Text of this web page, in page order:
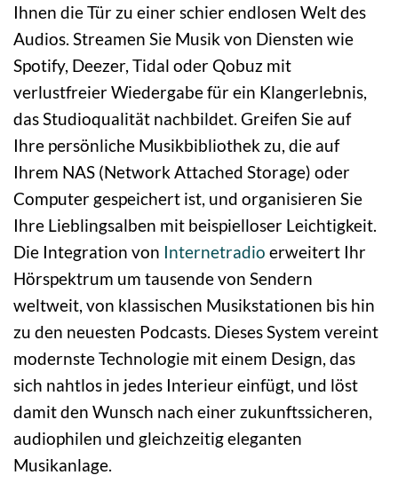
Ihnen die Tür zu einer schier endlosen Welt des
Audios. Streamen Sie Musik von Diensten wie
Spotify, Deezer, Tidal oder Qobuz mit
verlustfreier Wiedergabe für ein Klangerlebnis,
das Studioqualität nachbildet. Greifen Sie auf
Ihre persönliche Musikbibliothek zu, die auf
Ihrem NAS (Network Attached Storage) oder
Computer gespeichert ist, und organisieren Sie
Ihre Lieblingsalben mit beispielloser Leichtigkeit.
Die Integration von Internetradio erweitert Ihr
Hörspektrum um tausende von Sendern
weltweit, von klassischen Musikstationen bis hin
zu den neuesten Podcasts. Dieses System vereint
modernste Technologie mit einem Design, das
sich nahtlos in jedes Interieur einfügt, und löst
damit den Wunsch nach einer zukunftssicheren,
audiophilen und gleichzeitig eleganten
Musikanlage.